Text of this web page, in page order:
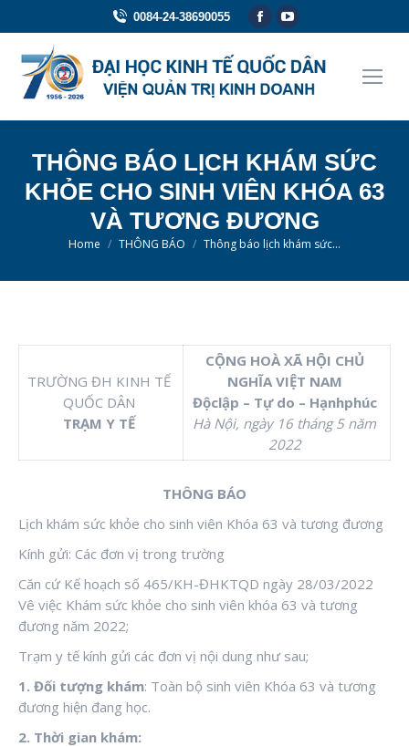
0084-24-38690055
Facebook
opens
in
YouTube
opens
in
THÔNG BÁO LỊCH KHÁM SỨC
KHỎE CHO SINH VIÊN KHÓA 63
VÀ TƯƠNG ĐƯƠNG
You are here:
Home THÔNG BÁO Thông báo lịch khám sức…
TRƯỜNG ĐH KINH TẾ
QUỐC DÂN
TRẠM Y TẾ
CỘNG HOÀ XÃ HỘI CHỦ
NGHĨA VIỆT NAM
Độclập – Tự do – Hạnhphúc
Hà Nội, ngày 16 tháng 5 năm
2022
THÔNG BÁO
Lịch khám sức khỏe cho sinh viên Khóa 63 và tương đương
Kính gửi: Các đơn vị trong trường
Căn cứ Kế hoạch số 465/KH-ĐHKTQD ngày 28/03/2022
Vê việc Khám sức khỏe cho sinh viên khóa 63 và tương
đương năm 2022;
Trạm y tế kính gửi các đơn vị nội dung như sau;
1. Đối tượng khám: Toàn bộ sinh viên Khóa 63 và tương
đương hiện đang học.
2. Thời gian khám: